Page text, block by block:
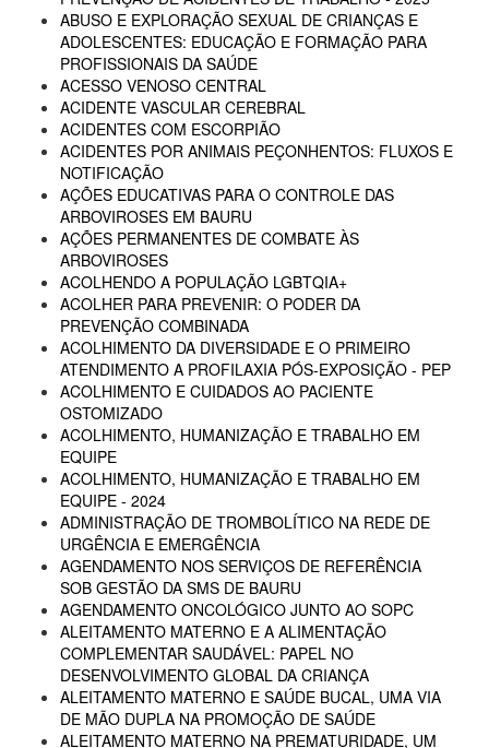
ABUSO E EXPLORAÇÃO SEXUAL DE CRIANÇAS E
ADOLESCENTES: EDUCAÇÃO E FORMAÇÃO PARA
PROFISSIONAIS DA SAÚDE
ACESSO VENOSO CENTRAL
ACIDENTE VASCULAR CEREBRAL
ACIDENTES COM ESCORPIÃO
ACIDENTES POR ANIMAIS PEÇONHENTOS: FLUXOS E
NOTIFICAÇÃO
AÇÕES EDUCATIVAS PARA O CONTROLE DAS
ARBOVIROSES EM BAURU
AÇÕES PERMANENTES DE COMBATE ÀS
ARBOVIROSES
ACOLHENDO A POPULAÇÃO LGBTQIA+
ACOLHER PARA PREVENIR: O PODER DA
PREVENÇÃO COMBINADA
ACOLHIMENTO DA DIVERSIDADE E O PRIMEIRO
ATENDIMENTO A PROFILAXIA PÓS-EXPOSIÇÃO - PEP
ACOLHIMENTO E CUIDADOS AO PACIENTE
OSTOMIZADO
ACOLHIMENTO, HUMANIZAÇÃO E TRABALHO EM
EQUIPE
ACOLHIMENTO, HUMANIZAÇÃO E TRABALHO EM
EQUIPE - 2024
ADMINISTRAÇÃO DE TROMBOLÍTICO NA REDE DE
URGÊNCIA E EMERGÊNCIA
AGENDAMENTO NOS SERVIÇOS DE REFERÊNCIA
SOB GESTÃO DA SMS DE BAURU
AGENDAMENTO ONCOLÓGICO JUNTO AO SOPC
ALEITAMENTO MATERNO E A ALIMENTAÇÃO
COMPLEMENTAR SAUDÁVEL: PAPEL NO
DESENVOLVIMENTO GLOBAL DA CRIANÇA
ALEITAMENTO MATERNO E SAÚDE BUCAL, UMA VIA
DE MÃO DUPLA NA PROMOÇÃO DE SAÚDE
ALEITAMENTO MATERNO NA PREMATURIDADE, UM